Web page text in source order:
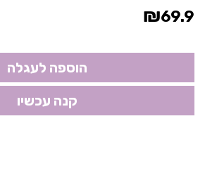
₪69.9